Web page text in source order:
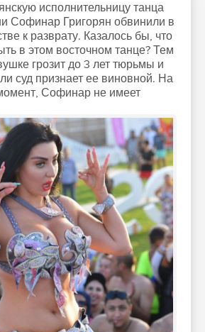
исполнительницу танца
Софинар Григорян обвинили в
к разврату. Казалось бы, что
в этом восточном танце? Тем
грозит до 3 лет тюрьмы и
суд признает ее виновной. На
Софинар не имеет